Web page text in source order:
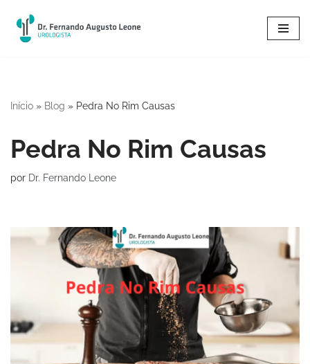
Pular
Início » Blog » Pedra No Rim Causas
Pedra No Rim Causas
por Dr. Fernando Leone